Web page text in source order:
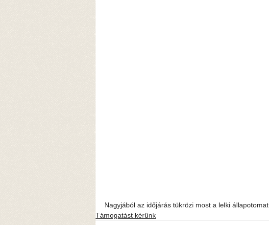
Nagyjából az időjárás tükrözi most a lelki állapotomat
Támogatást kérünk